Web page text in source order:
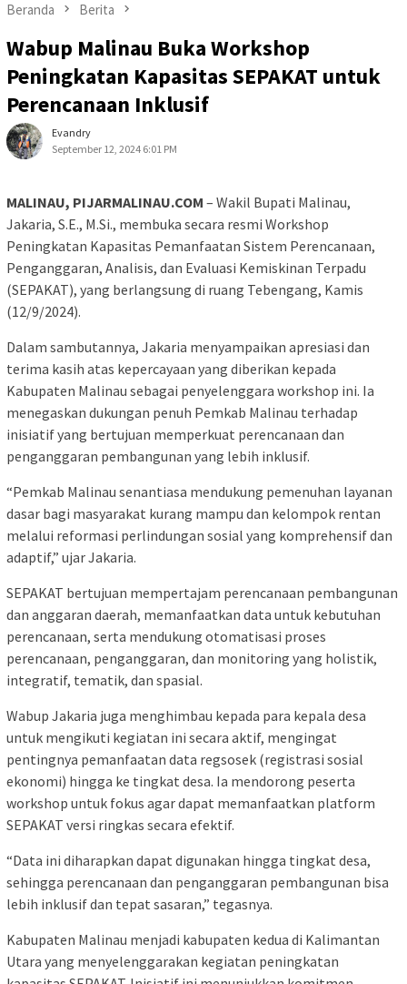
Beranda Berita
Wabup Malinau Buka Workshop
Peningkatan Kapasitas SEPAKAT untuk
Perencanaan Inklusif
Evandry
September 12, 2024 6:01 PM
MALINAU, PIJARMALINAU.COM – Wakil Bupati Malinau,
Jakaria, S.E., M.Si., membuka secara resmi Workshop
Peningkatan Kapasitas Pemanfaatan Sistem Perencanaan,
Penganggaran, Analisis, dan Evaluasi Kemiskinan Terpadu
(SEPAKAT), yang berlangsung di ruang Tebengang, Kamis
(12/9/2024).
Dalam sambutannya, Jakaria menyampaikan apresiasi dan
terima kasih atas kepercayaan yang diberikan kepada
Kabupaten Malinau sebagai penyelenggara workshop ini. Ia
menegaskan dukungan penuh Pemkab Malinau terhadap
inisiatif yang bertujuan memperkuat perencanaan dan
penganggaran pembangunan yang lebih inklusif.
“Pemkab Malinau senantiasa mendukung pemenuhan layanan
dasar bagi masyarakat kurang mampu dan kelompok rentan
melalui reformasi perlindungan sosial yang komprehensif dan
adaptif,” ujar Jakaria.
SEPAKAT bertujuan mempertajam perencanaan pembangunan
dan anggaran daerah, memanfaatkan data untuk kebutuhan
perencanaan, serta mendukung otomatisasi proses
perencanaan, penganggaran, dan monitoring yang holistik,
integratif, tematik, dan spasial.
Wabup Jakaria juga menghimbau kepada para kepala desa
untuk mengikuti kegiatan ini secara aktif, mengingat
pentingnya pemanfaatan data regsosek (registrasi sosial
ekonomi) hingga ke tingkat desa. Ia mendorong peserta
workshop untuk fokus agar dapat memanfaatkan platform
SEPAKAT versi ringkas secara efektif.
“Data ini diharapkan dapat digunakan hingga tingkat desa,
sehingga perencanaan dan penganggaran pembangunan bisa
lebih inklusif dan tepat sasaran,” tegasnya.
Kabupaten Malinau menjadi kabupaten kedua di Kalimantan
Utara yang menyelenggarakan kegiatan peningkatan